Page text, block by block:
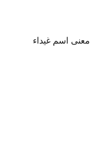
معنى اسم غيداء